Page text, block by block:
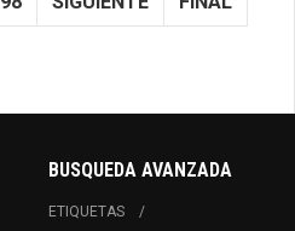
BUSQUEDA AVANZADA
ETIQUETAS